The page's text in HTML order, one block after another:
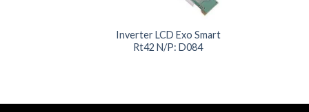
Inverter LCD Exo Smart
Rt42 N/P: D084